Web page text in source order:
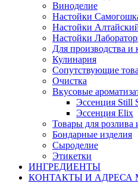
Виноделие
Настойки
Настойки
Настойки
Для производства и
Кулинария
Сопутствующие
Очистка
Вкусовые
Эссенция Still
Эссенция Elix
Товары для розлива
Бондарные изделия
Cыроделие
Этикетки
ИНГРЕДИЕНТЫ
КОНТАКТЫ И АДРЕСА